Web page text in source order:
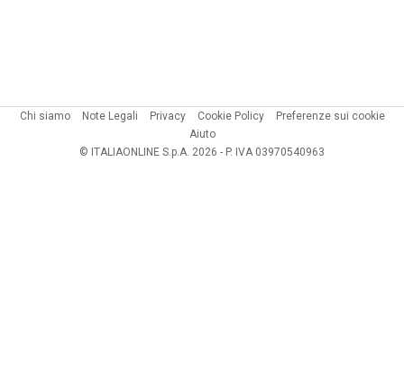
Chi siamo Note Legali Privacy Cookie Policy
Preferenze sui cookie
Aiuto
© ITALIAONLINE S.p.A. 2026 - P. IVA 03970540963